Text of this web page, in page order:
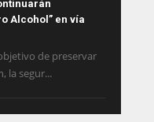
Alcohol” en vía
de preservar
la segur...